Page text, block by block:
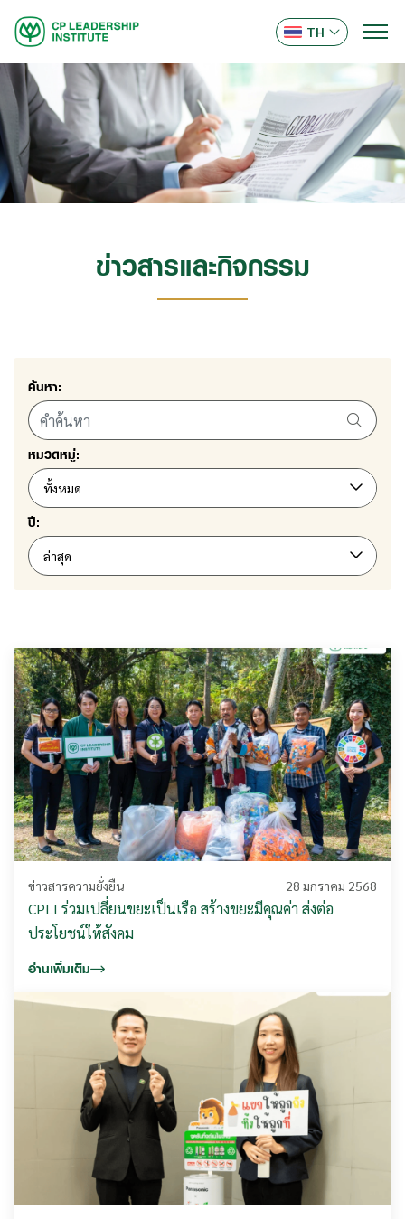
TH
ข่าวสารและกิจกรรม
ค้นหา:
หมวดหมู่:
ทั้งหมด
ปี:
ล่าสุด
ข่าวสารความยั่งยืน 28 มกราคม 2568
CPLI ร่วมเปลี่ยนขยะเป็นเรือ สร้างขยะมีคุณค่า ส่งต่อ
ประโยชน์ให้สังคม
อ่านเพิ่มเติม